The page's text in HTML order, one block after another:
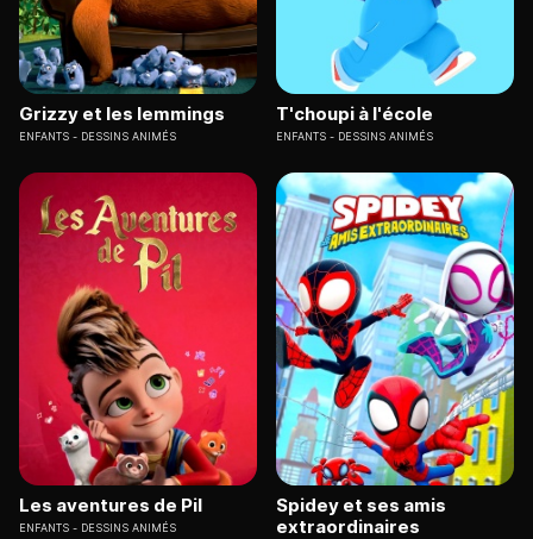
Grizzy et les lemmings
ENFANTS DESSINS ANIMÉS
T'choupi à l'école
ENFANTS DESSINS ANIMÉS
Les aventures de Pil
ENFANTS DESSINS ANIMÉS
Spidey et ses amis
extraordinaires